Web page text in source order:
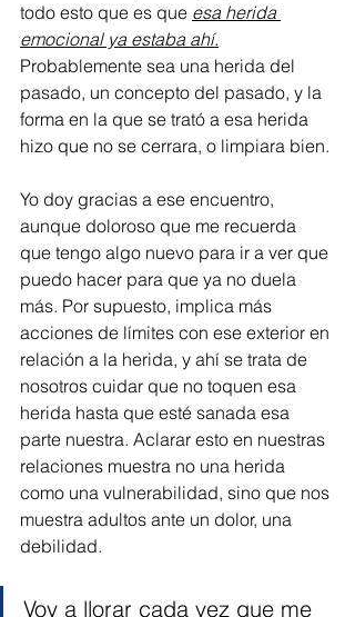
todo esto que es que esa herida
emocional ya estaba ahí.
Probablemente sea una herida del
pasado, un concepto del pasado, y la
forma en la que se trató a esa herida
hizo que no se cerrara, o limpiara bien.
Yo doy gracias a ese encuentro,
aunque doloroso que me recuerda
que tengo algo nuevo para ir a ver que
puedo hacer para que ya no duela
más. Por supuesto, implica más
acciones de límites con ese exterior en
relación a la herida, y ahí se trata de
nosotros cuidar que no toquen esa
herida hasta que esté sanada esa
parte nuestra. Aclarar esto en nuestras
relaciones muestra no una herida
como una vulnerabilidad, sino que nos
muestra adultos ante un dolor, una
debilidad.
Voy a llorar cada vez que me